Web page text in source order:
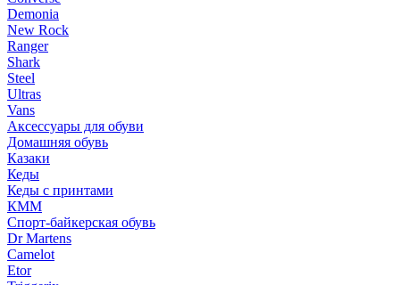
Demonia
New Rock
Ranger
Shark
Steel
Ultras
Vans
Аксессуары для обуви
Домашняя обувь
Казаки
Кеды
Кеды с принтами
КММ
Спорт-байкерская обувь
Dr Martens
Camelot
Etor